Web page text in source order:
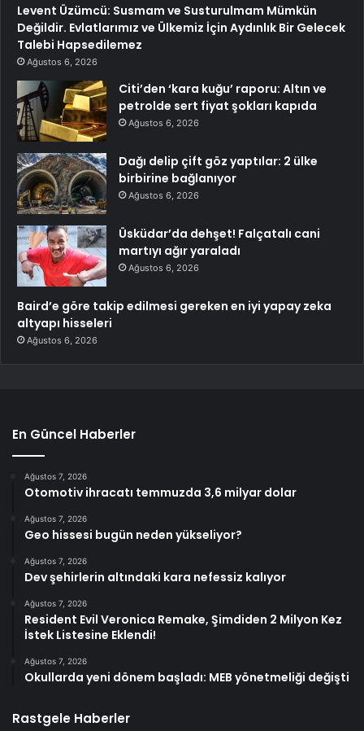
Levent Üzümcü: Susmam ve Susturulmam Mümkün
Değildir. Evlatlarımız ve Ülkemiz İçin Aydınlık Bir Gelecek
Talebi Hapsedilemez
Ağustos 6, 2026
Citi’den ‘kara kuğu’ raporu: Altın ve
petrolde sert fiyat şokları kapıda
Ağustos 6, 2026
Dağı delip çift göz yaptılar: 2 ülke
birbirine bağlanıyor
Ağustos 6, 2026
Üsküdar’da dehşet! Falçatalı cani
martıyı ağır yaraladı
Ağustos 6, 2026
Baird’e göre takip edilmesi gereken en iyi yapay zeka
altyapı hisseleri
Ağustos 6, 2026
En Güncel Haberler
Ağustos 7, 2026
Otomotiv ihracatı temmuzda 3,6 milyar dolar
Ağustos 7, 2026
Geo hissesi bugün neden yükseliyor?
Ağustos 7, 2026
Dev şehirlerin altındaki kara nefessiz kalıyor
Ağustos 7, 2026
Resident Evil Veronica Remake, Şimdiden 2 Milyon Kez
İstek Listesine Eklendi!
Ağustos 7, 2026
Okullarda yeni dönem başladı: MEB yönetmeliği değişti
Rastgele Haberler